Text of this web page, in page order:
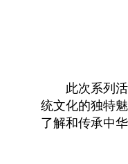
此次系列
统文化的独特
了解和传承中